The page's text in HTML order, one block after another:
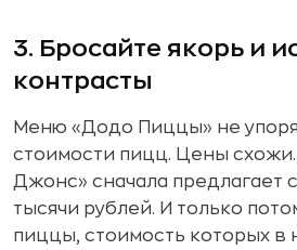
3. Бросайте якорь и
контрасты
Меню «Додо Пиццы» не
стоимости пицц. Цены схожи.
Джонс» сначала предлагает
тысячи рублей. И только
пиццы, стоимость которых в